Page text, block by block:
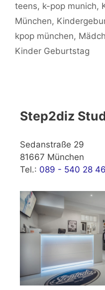
teens, k-pop munich,
München,
kpop münchen,
Kinder Geburtstag
Step2diz
Sedanstraße 29
81667 München
Tel.: 089 - 540 28